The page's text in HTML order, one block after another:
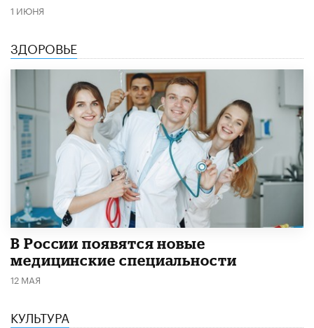
1 ИЮНЯ
ЗДОРОВЬЕ
В России появятся новые
медицинские специальности
12 МАЯ
КУЛЬТУРА